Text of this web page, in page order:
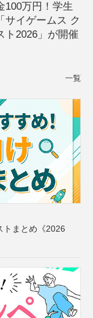
100万円！学生
サイゲームス ク
ト2026」が開催
一覧
トまとめ《2026